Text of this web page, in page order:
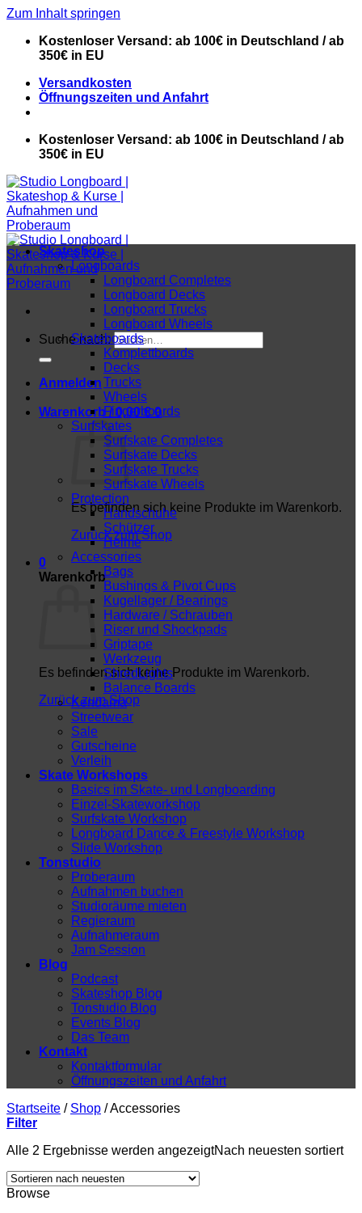
Zum Inhalt springen
Kostenloser Versand: ab 100€ in Deutschland / ab
350€ in EU
Versandkosten
Öffnungszeiten und Anfahrt
Kostenloser Versand: ab 100€ in Deutschland / ab
350€ in EU
Suche nach:
Anmelden
Warenkorb /0,00€ 0
Es befinden sich keine Produkte im Warenkorb.
Zurück zum Shop
0
Warenkorb
Es befinden sich keine Produkte im Warenkorb.
Zurück zum Shop
Skateshop
Longboards
Longboard Completes
Longboard Decks
Longboard Trucks
Longboard Wheels
Skateboards
Komplettboards
Decks
Trucks
Wheels
Fingerboards
Surfskates
Surfskate Completes
Surfskate Decks
Surfskate Trucks
Surfskate Wheels
Protection
Handschuhe
Schützer
Helme
Accessories
Bags
Bushings & Pivot Cups
Kugellager / Bearings
Hardware / Schrauben
Riser und Shockpads
Griptape
Werkzeug
ShredLights
Balance Boards
Kendama
Streetwear
Sale
Gutscheine
Verleih
Skate Workshops
Basics im Skate- und Longboarding
Einzel-Skateworkshop
Surfskate Workshop
Longboard Dance & Freestyle Workshop
Slide Workshop
Tonstudio
Proberaum
Aufnahmen buchen
Studioräume mieten
Regieraum
Aufnahmeraum
Jam Session
Blog
Podcast
Skateshop Blog
Tonstudio Blog
Events Blog
Das Team
Kontakt
Kontaktformular
Öffnungszeiten und Anfahrt
Startseite / Shop /Accessories
Filter
Alle 2 Ergebnisse werden angezeigtNach neuesten sortiert
Browse